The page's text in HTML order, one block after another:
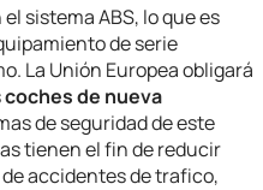
sistema ABS, lo que es
de serie
La Unión Europea obligará
coches de nueva
de seguridad de este
tienen el fin de reducir
accidentes de trafico,